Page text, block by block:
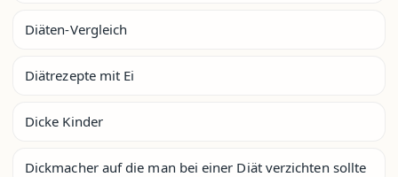
Diäten-Vergleich
Diätrezepte mit Ei
Dicke Kinder
Dickmacher auf die man bei einer Diät verzichten sollte